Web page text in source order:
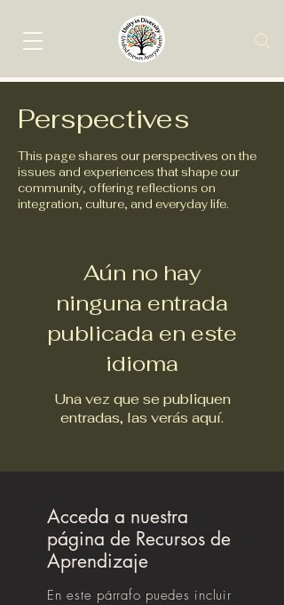
Perspectives
This page shares our perspectives on the
issues and experiences that shape our
community, offering reflections on
integration, culture, and everyday life.
Aún no hay
ninguna entrada
publicada en este
idioma
Una vez que se publiquen
entradas, las verás aquí.
Acceda a nuestra
página de Recursos de
Aprendizaje
En este párrafo puedes incluir